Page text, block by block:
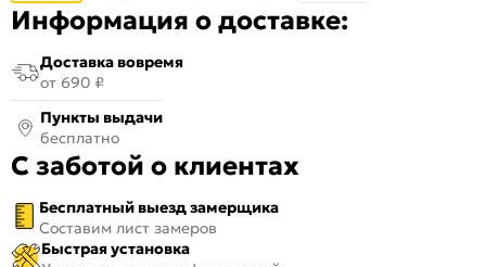
Информация о доставке:
Доставка вовремя
от 690 ₽
Пункты выдачи
бесплатно
С заботой о клиентах
Бесплатный выезд замерщика
Составим лист замеров
Быстрая установка